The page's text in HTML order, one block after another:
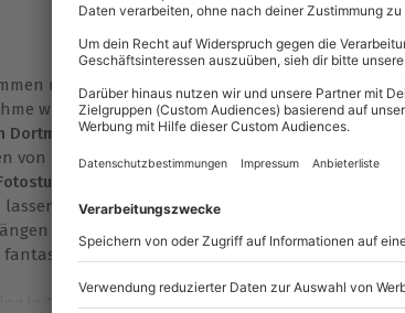
mit der ganzen Familie einmal für eine
wunderschön inszenieren lassen? Dann ist das
Dortmundgenau das, was Du brauchst. Denn hier
von Dir und Deinen Kindern und dem Partner in
können. Ob zum Weiterverschenken oder
in den eigenen vier Wänden – den
Bildern sind kaum Grenzen gesetzt.
in Dortmund nimmt nur etwaeine StundeZeit in